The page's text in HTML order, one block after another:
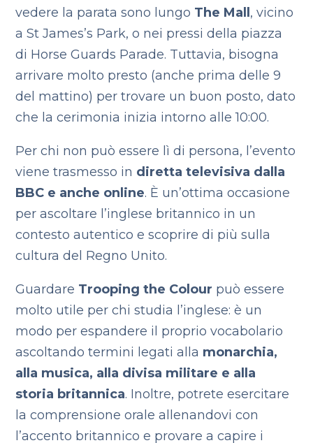
vedere la parata sono lungo The Mall , vicino
a St James’s Park, o nei pressi della piazza
di Horse Guards Parade. Tuttavia, bisogna
arrivare molto presto (anche prima delle 9
del mattino) per trovare un buon posto, dato
che la cerimonia inizia intorno alle 10:00.
Per chi non può essere lì di persona, l’evento
viene trasmesso in diretta televisiva dalla
BBC e anche online. È un’ottima occasione
per ascoltare l’inglese britannico in un
contesto autentico e scoprire di più sulla
cultura del Regno Unito.
Guardare Trooping the Colour può essere
molto utile per chi studia l’inglese: è un
modo per espandere il proprio vocabolario
ascoltando termini legati alla monarchia,
alla musica, alla divisa militare e alla
storia britannica. Inoltre, potrete esercitare
la comprensione orale allenandovi con
l’accento britannico e provare a capire i